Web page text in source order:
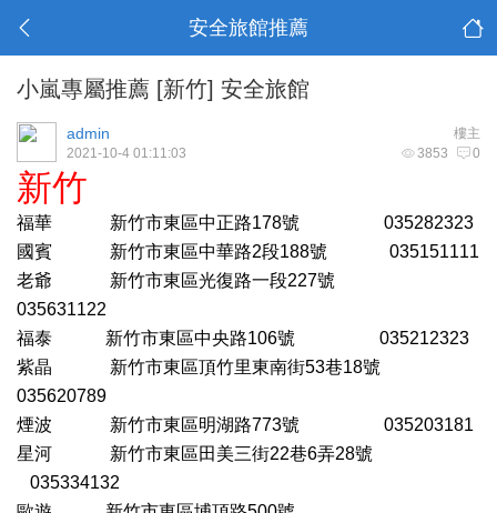
安全旅館推薦
小嵐專屬推薦 [新竹] 安全旅館
樓主
admin
3853 0
2021-10-4 01:11:03
新竹
福華 新竹市東區中正路178號 035282323
國賓 新竹市東區中華路2段188號 035151111
老爺 新竹市東區光復路一段227號
035631122
福泰 新竹市東區中央路106號 035212323
紫晶 新竹市東區頂竹里東南街53巷18號
035620789
煙波 新竹市東區明湖路773號 035203181
星河 新竹市東區田美三街22巷6弄28號
035334132